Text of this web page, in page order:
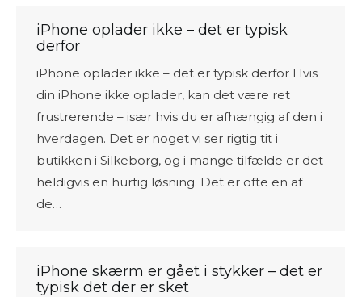
iPhone oplader ikke – det er typisk
derfor
iPhone oplader ikke – det er typisk derfor Hvis
din iPhone ikke oplader, kan det være ret
frustrerende – især hvis du er afhængig af den i
hverdagen. Det er noget vi ser rigtig tit i
butikken i Silkeborg, og i mange tilfælde er det
heldigvis en hurtig løsning. Det er ofte en af
de…
iPhone skærm er gået i stykker – det er
typisk det der er sket